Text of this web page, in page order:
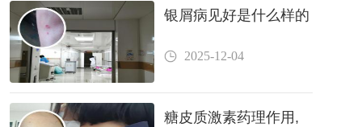
银屑病见好是什么样的
2025-12-04
糖皮质激素药理作用,